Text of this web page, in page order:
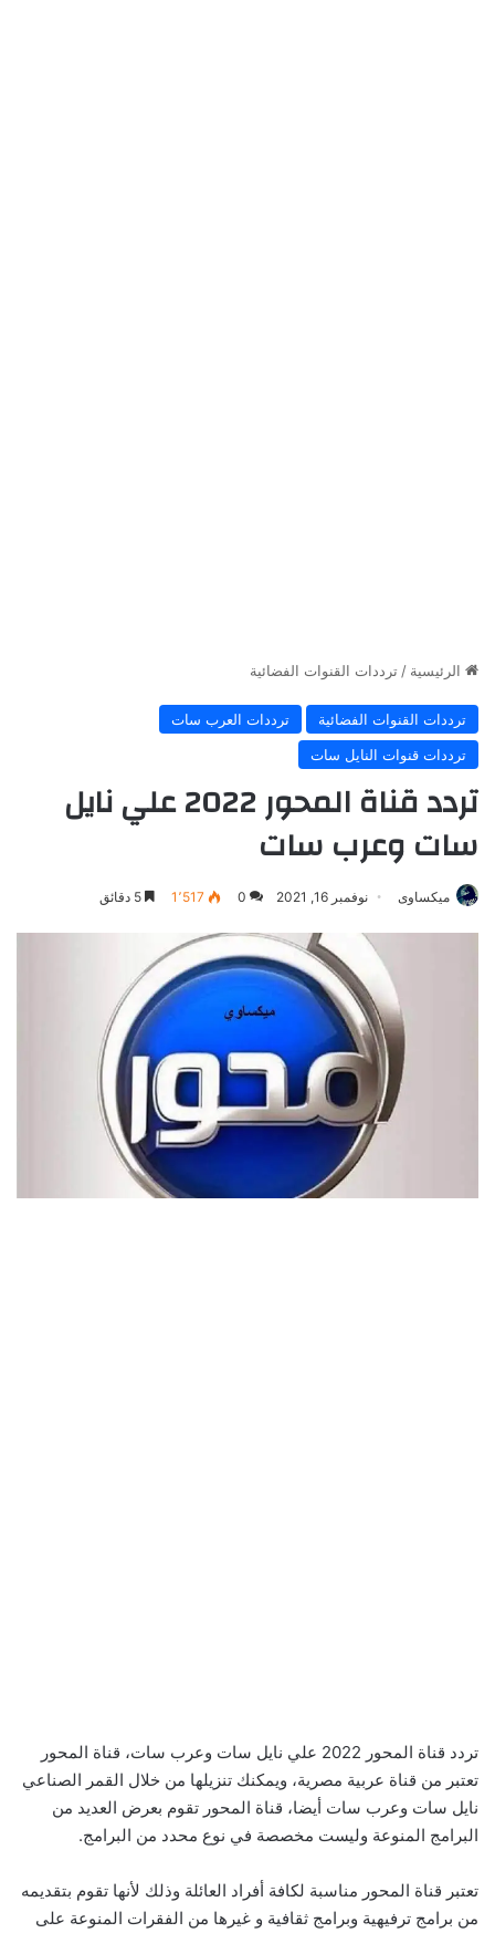
الرئيسية / ترددات القنوات الفضائية
ترددات القنوات الفضائية
ترددات العرب سات
ترددات قنوات النايل سات
تردد قناة المحور 2022 علي نايل
سات وعرب سات
ميكساوى نوفمبر 16, 2021 0 1٬517
تردد قناة المحور 2022 علي نايل سات وعرب سات، قناة المحور
تعتبر من قناة عربية مصرية، ويمكنك تنزيلها من خلال القمر الصناعي
نايل سات وعرب سات أيضا، قناة المحور تقوم بعرض العديد من
البرامج المنوعة وليست مخصصة في نوع محدد من البرامج.
تعتبر قناة المحور مناسبة لكافة أفراد العائلة وذلك لأنها تقوم بتقديمه
من برامج ترفيهية وبرامج ثقافية و غيرها من الفقرات المنوعة على